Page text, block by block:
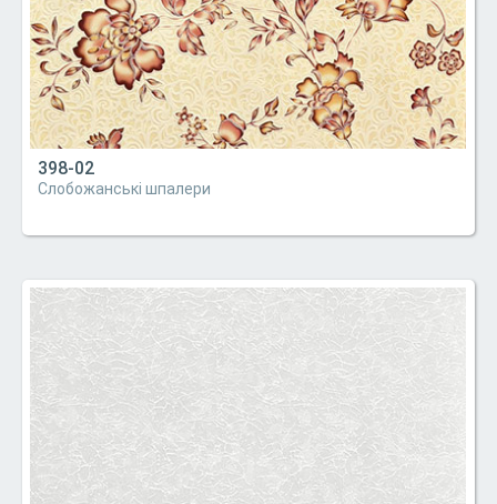
398-02
Слобожанські шпалери